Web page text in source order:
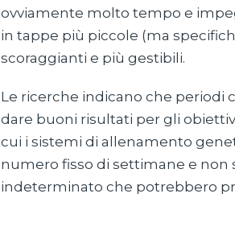
ovviamente molto tempo e
in tappe più piccole (ma
scoraggianti e più gestibili.
Le ricerche indicano che periodi
dare buoni risultati per gli
cui i sistemi di allenamento
numero fisso di settimane e
indeterminato che potrebbero